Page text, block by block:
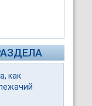
как